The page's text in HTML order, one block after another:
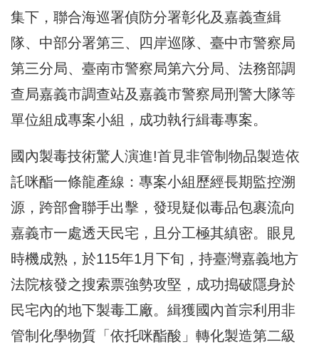
集下，聯合海巡署偵防分署彰化及嘉義查緝
隊、中部分署第三、四岸巡隊、臺中市警察局
第三分局、臺南市警察局第六分局、法務部調
查局嘉義市調查站及嘉義市警察局刑警大隊等
單位組成專案小組，成功執行緝毒專案。
國內製毒技術驚人演進!首見非管制物品製造依
託咪酯一條龍產線：專案小組歷經長期監控溯
源，跨部會聯手出擊，發現疑似毒品包裹流向
嘉義市一處透天民宅，且分工極其縝密。眼見
時機成熟，於115年1月下旬，持臺灣嘉義地方
法院核發之搜索票強勢攻堅，成功搗破隱身於
民宅內的地下製毒工廠。緝獲國內首宗利用非
管制化學物質「依托咪酯酸」轉化製造第二級